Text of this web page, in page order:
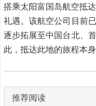
搭乘太阳富国岛航空抵
礼遇。该航空公司目前
逐步拓展至中国台北、
此，抵达此地的旅程本
推荐阅读